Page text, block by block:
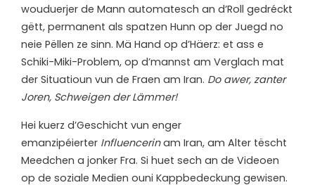
wouduerjer de Mann automatesch an d’Roll gedréckt
gëtt, permanent als spatzen Hunn op der Juegd no
neie Pëllen ze sinn. Mä Hand op d’Häerz: et ass e
Schiki-Miki-Problem, op d’mannst am Verglach mat
der Situatioun vun de Fraen am Iran. Do awer, zanter
Joren, Schweigen der Lämmer!
Hei kuerz d’Geschicht vun enger
emanzipéierter Influencerinam Iran, am Alter tëscht
Meedchen a jonker Fra. Si huet sech an de Videoen
op de soziale Medien ouni Kappbedeckung gewisen.